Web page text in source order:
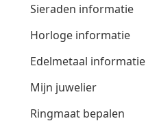
Sieraden informatie
Horloge informatie
Edelmetaal informatie
Mijn juwelier
Ringmaat bepalen